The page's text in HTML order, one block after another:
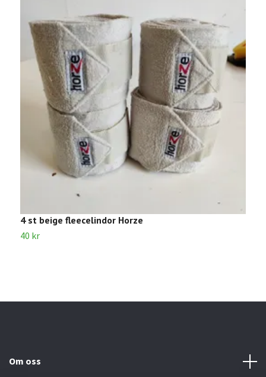
4 st beige fleecelindor Horze
40 kr
Om oss